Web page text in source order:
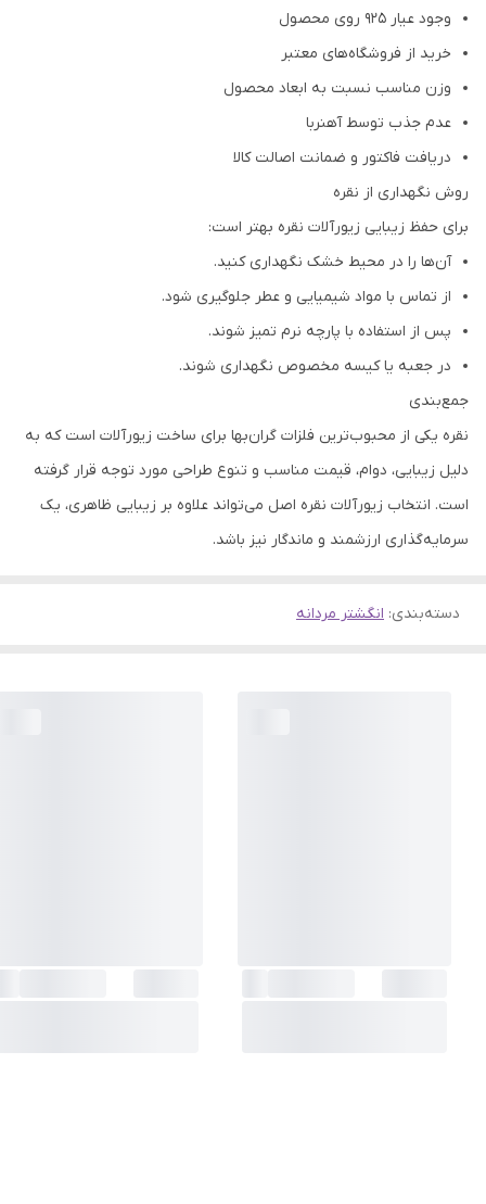
وجود عیار 925 روی محصول
خرید از فروشگاه‌های معتبر
وزن مناسب نسبت به ابعاد محصول
عدم جذب توسط آهنربا
دریافت فاکتور و ضمانت اصالت کالا
روش نگهداری از نقره
برای حفظ زیبایی زیورآلات نقره بهتر است:
آن‌ها را در محیط خشک نگهداری کنید.
از تماس با مواد شیمیایی و عطر جلوگیری شود.
پس از استفاده با پارچه نرم تمیز شوند.
در جعبه یا کیسه مخصوص نگهداری شوند.
جمع‌بندی
نقره یکی از محبوب‌ترین فلزات گران‌بها برای ساخت زیورآلات است که به
دلیل زیبایی، دوام، قیمت مناسب و تنوع طراحی مورد توجه قرار گرفته
است. انتخاب زیورآلات نقره اصل می‌تواند علاوه بر زیبایی ظاهری، یک
سرمایه‌گذاری ارزشمند و ماندگار نیز باشد.
دسته‌بندی: انگشتر مردانه